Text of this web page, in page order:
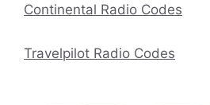
Continental Radio Codes
Travelpilot Radio Codes